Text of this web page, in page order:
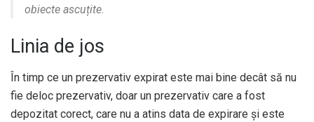
obiecte ascuțite.
Linia de jos
În timp ce un prezervativ expirat este mai bine decât să nu
fie deloc prezervativ, doar un prezervativ care a fost
depozitat corect, care nu a atins data de expirare și este